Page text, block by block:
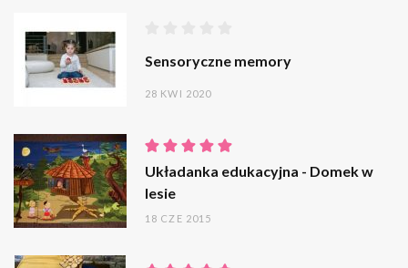
Sensoryczne memory
28 KWI 2020
Układanka edukacyjna - Domek w
lesie
18 CZE 2015